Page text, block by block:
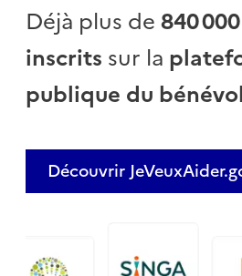
Déjà plus de840
inscrits sur la
publique du
Découvrir